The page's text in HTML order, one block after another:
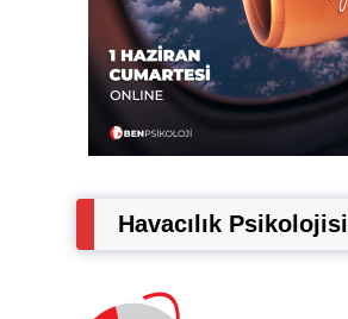
Havacılık Psikolojisi